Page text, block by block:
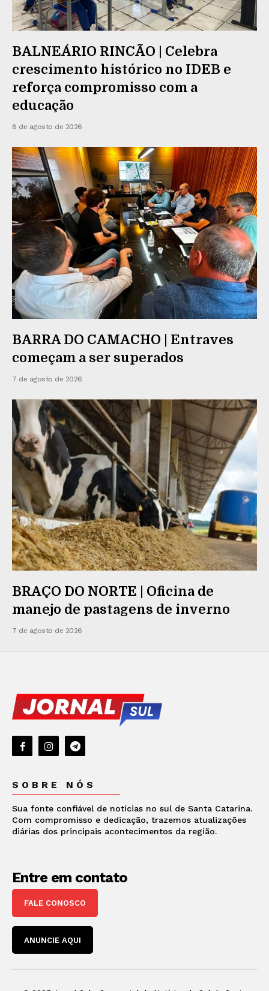
BALNEÁRIO RINCÃO | Celebra
crescimento histórico no IDEB e
reforça compromisso com a
educação
8 de agosto de 2026
BARRA DO CAMACHO | Entraves
começam a ser superados
7 de agosto de 2026
BRAÇO DO NORTE | Oficina de
manejo de pastagens de inverno
7 de agosto de 2026
SOBRE NÓS
Sua fonte confiável de notícias no sul de Santa Catarina.
Com compromisso e dedicação, trazemos atualizações
diárias dos principais acontecimentos da região.
Entre em contato
FALE CONOSCO
ANUNCIE AQUI